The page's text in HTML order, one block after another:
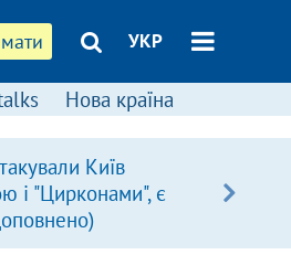
УКР
Нова країна
Київ
і "Цирконами", є